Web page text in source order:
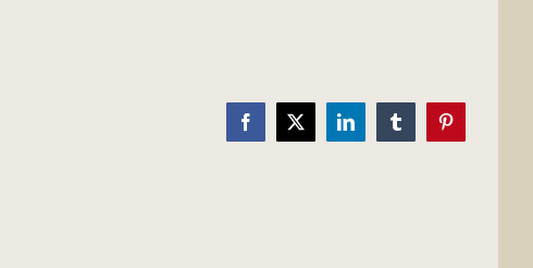
Facebook
X LinkedInTumblrPinterest